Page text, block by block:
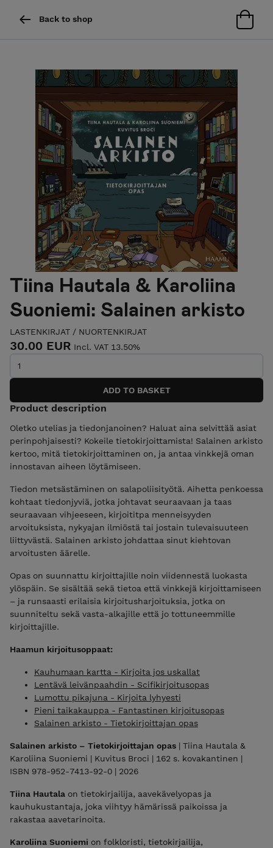
Back to shop
Tiina Hautala & Karoliina
Suoniemi: Salainen arkisto
LASTENKIRJAT / NUORTENKIRJAT
30.00 EUR Incl. VAT 13.50%
Product description
Oletko utelias ja tiedonjanoinen? Haluat aina selvittää asiat
perinpohjaisesti? Kokeile tietokirjoittamista! Salainen arkisto
kertoo, mitä tietokirjoittaminen on, ja antaa vinkkejä oman
innostavan aiheen löytämiseen.
Tiedon metsästäminen on salapoliisityötä. Aihetta penkoessa
kohtaat tiedonjyviä, jotka johtavat seuraavaan ja taas
seuraavaan vihjeeseen, kirjoititpa menneisyyden
arvoituksista, nykyajan ilmiöstä tai jostain tulevaisuuteen
liittyvästä. Salainen arkisto johdattaa sinut kiehtovan
arvoitusten äärelle.
Opas on suunnattu kirjoittajille noin viidennestä luokasta
ylöspäin. Se sisältää sekä tietoa että vinkkejä kirjoittamiseen
– ja runsaasti erilaisia kirjoitusharjoituksia, jotka on
suunniteltu sekä vasta-alkajille että jo tottuneemmille
kirjoittajille.
Haamun kirjoitusoppaat:
Kauhumaan kartta - Kirjoita jos uskallat
Lentävä leivänpaahdin - Scifikirjoitusopas
Lumottu pikajuna - Kirjoita lyhyesti
Pieni taikakauppa - Fantastinen kirjoitusopas
Salainen arkisto - Tietokirjoittajan opas
Salainen arkisto – Tietokirjoittajan opas | Tiina Hautala &
Karoliina Suoniemi | Kuvitus Broci | 162 s. kovakantinen |
ISBN 978-952-7413-92-0 | 2026
Tiina Hautala on tietokirjailija, aavekävelyopas ja
kauhukustantaja, joka viihtyy hämärissä paikoissa ja
rakastaa aavetarinoita.
Karoliina Suoniemi on folkloristi, tietokirjailija,